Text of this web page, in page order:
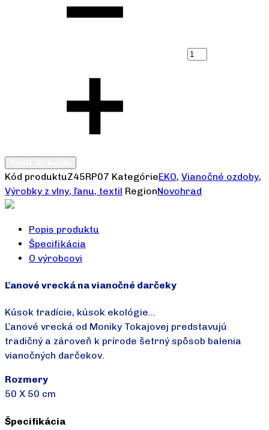
Kód produktuZ45RP07 KategórieEKO, Vianočné ozdoby,
Výrobky z vlny, ľanu, textil RegionNovohrad
Popis produktu
Špecifikácia
O výrobcovi
Ľanové vrecká na vianočné darčeky
Kúsok tradície, kúsok ekológie…
Ľanové vrecká od Moniky Tokajovej predstavujú
tradičný a zároveň k prírode šetrný spôsob balenia
vianočných darčekov.
Rozmery
50 X 50 cm
Špecifikácia